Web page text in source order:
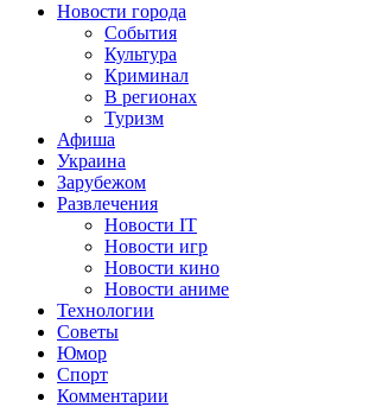
Новости города
События
Культура
Криминал
В регионах
Туризм
Афиша
Украина
Зарубежом
Развлечения
Новости IT
Новости игр
Новости кино
Новости аниме
Технологии
Советы
Юмор
Спорт
Комментарии